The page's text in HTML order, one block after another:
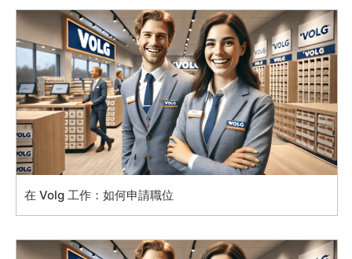
在 Volg 工作：如何申請職位